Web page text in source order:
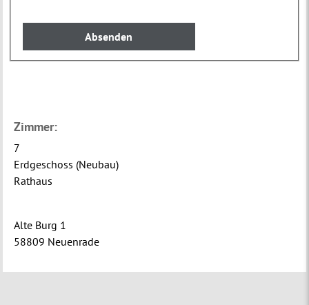
Zimmer:
7
Erdgeschoss (Neubau)
Rathaus
Alte Burg 1
58809 Neuenrade